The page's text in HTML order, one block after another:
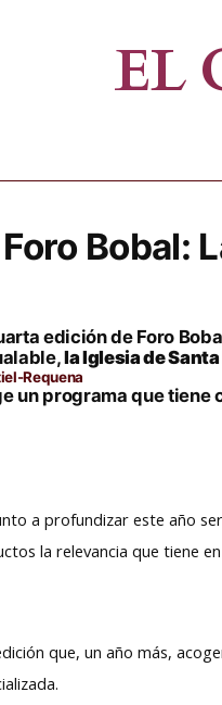
EL
Bobal:
edición de Foro
la Iglesia de
Requena
un programa que tiene
a profundizar este año
la relevancia que tiene
que, un año más,